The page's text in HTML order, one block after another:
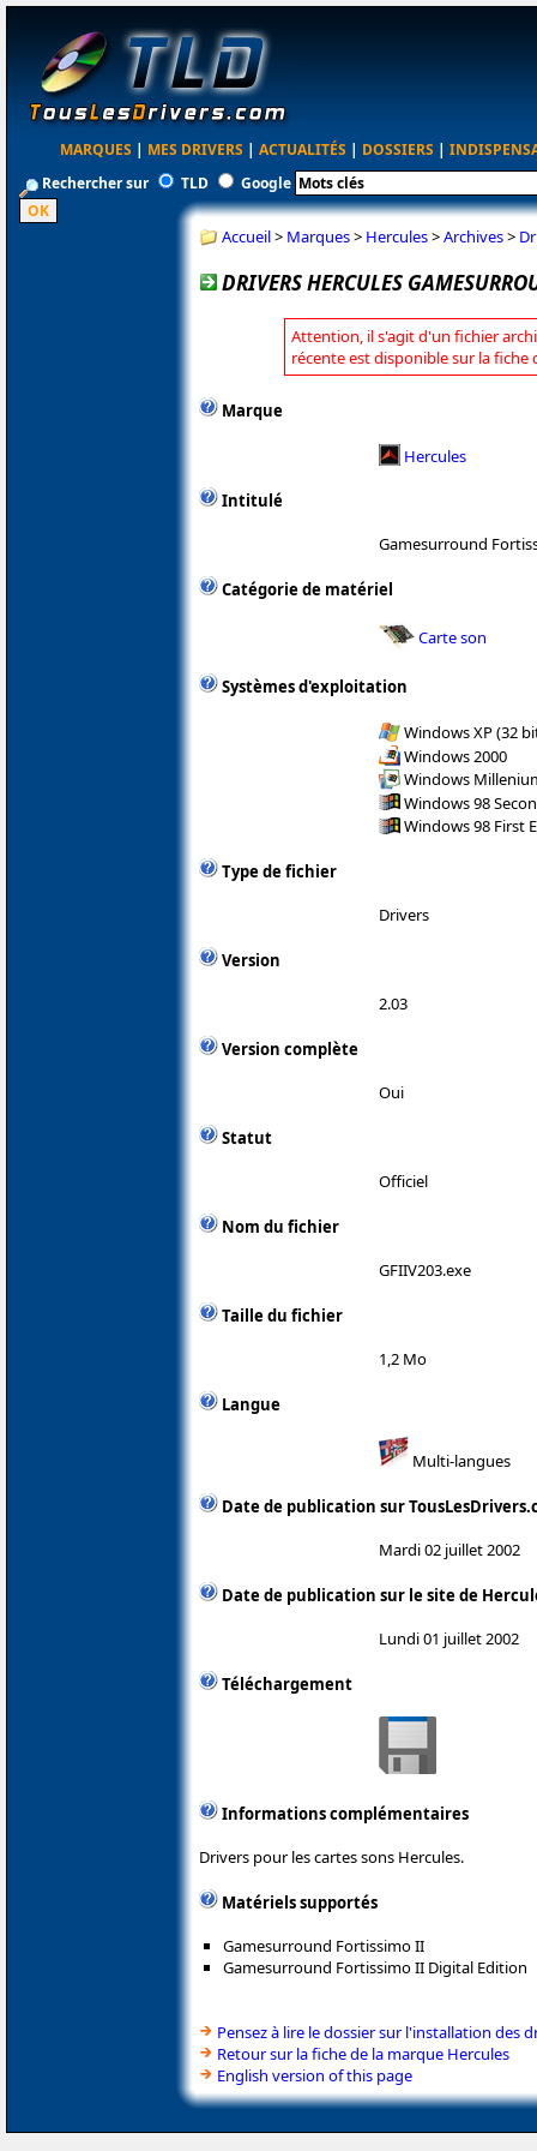
MARQUES | MES DRIVERS | ACTUALITÉS | DOSSIERS |
Rechercher sur
TLD Google
Accueil> Marques> Hercules>Archives>
DRIVERS HERCULES
Attention, il s'agit d'un fichier
récente est disponible sur la fiche
Marque
Hercules
Intitulé
Gamesurround
Catégorie de matériel
Carte son
Systèmes d'exploitation
Windows XP (32
Windows 2000
Windows
Windows 98
Windows 98 First
Type de fichier
Drivers
Version
2.03
Version complète
Oui
Statut
Officiel
Nom du fichier
GFIIV203.exe
Taille du fichier
1,2 Mo
Langue
Multi-langues
Date de publication sur
Mardi 02 juillet 2002
Date de publication sur le site de
Lundi 01 juillet 2002
Téléchargement
Informations complémentaires
Drivers pour les cartes sons Hercules.
Matériels supportés
Gamesurround Fortissimo II
Gamesurround Fortissimo II Digital Edition
Pensez à lire le dossier sur l'installation des
Retour sur la fiche de la marque Hercules
English version of this page